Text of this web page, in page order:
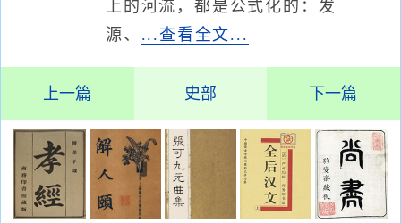
上的河流，都是公式化的：发
源、 ...查看全文...
上一篇 史部 下一篇